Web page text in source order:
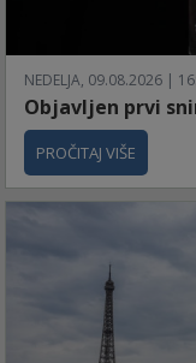
NEDELJA, 09.08.2026 |
Objavljen prvi
PROČITAJ VIŠE